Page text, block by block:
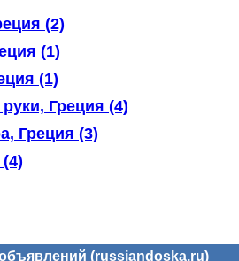
(2)
(1)
(1)
Греция (4)
Греция (3)
(russiandoska.ru)